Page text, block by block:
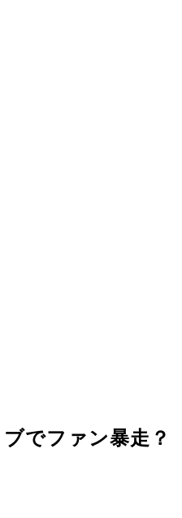
ブでファン暴走